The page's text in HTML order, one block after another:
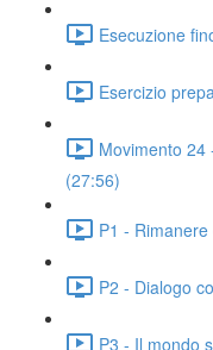
Esecuzione
Esercizio
Movimento
(27:56)
P1 -
P2 - Dialogo
P3 - Il mondo